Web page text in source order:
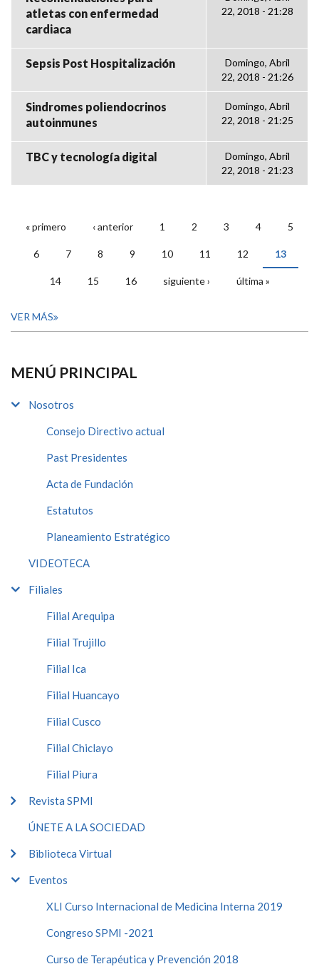
atletas con enfermedad
cardiaca
22, 2018 - 21:28
Sepsis Post Hospitalización
Domingo, Abril
22, 2018 - 21:26
Sindromes poliendocrinos
autoinmunes
Domingo, Abril
22, 2018 - 21:25
TBC y tecnología digital
Domingo, Abril
22, 2018 - 21:23
PÁGINAS
« primero ‹ anterior 1 2 3 4 5
6 7 8 9 10 11 12 13
14 15 16 siguiente › última »
VER MÁS
MENÚ PRINCIPAL
Nosotros
Consejo Directivo actual
Past Presidentes
Acta de Fundación
Estatutos
Planeamiento Estratégico
VIDEOTECA
Filiales
Filial Arequipa
Filial Trujillo
Filial Ica
Filial Huancayo
Filial Cusco
Filial Chiclayo
Filial Piura
Revista SPMI
ÚNETE A LA SOCIEDAD
Biblioteca Virtual
Eventos
XLI Curso Internacional de Medicina Interna 2019
Congreso SPMI -2021
Curso de Terapéutica y Prevención 2018